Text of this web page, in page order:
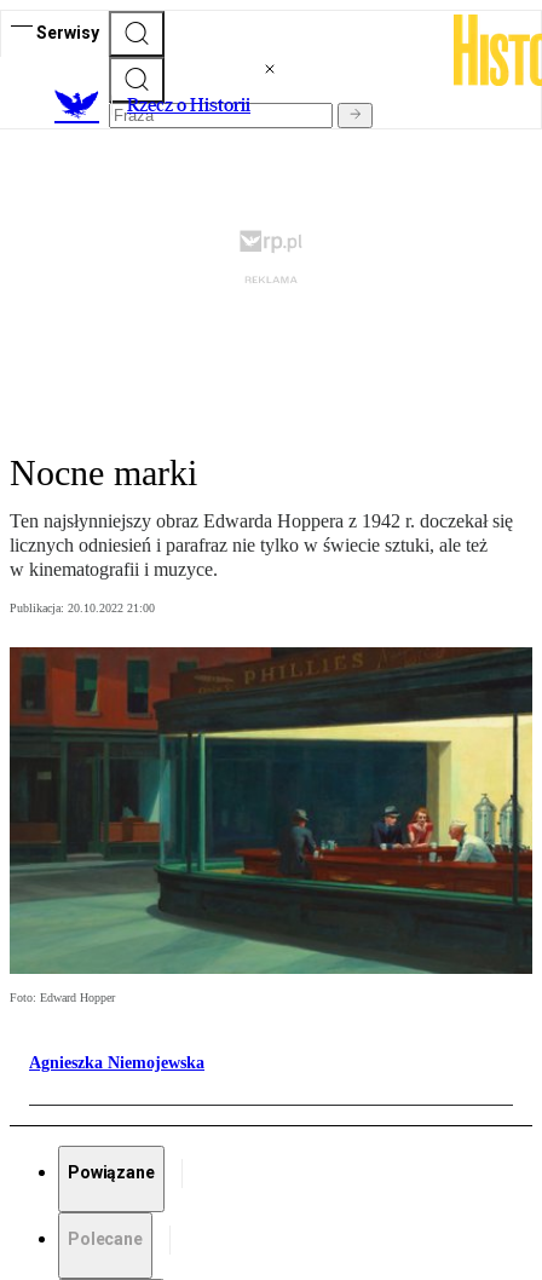
Serwisy
Rzecz o Historii
Nocne marki
Ten najsłynniejszy obraz Edwarda Hoppera z 1942 r. doczekał się
licznych odniesień i parafraz nie tylko w świecie sztuki, ale też
w kinematografii i muzyce.
Publikacja: 20.10.2022 21:00
Foto: Edward Hopper
Agnieszka Niemojewska
Powiązane
Polecane